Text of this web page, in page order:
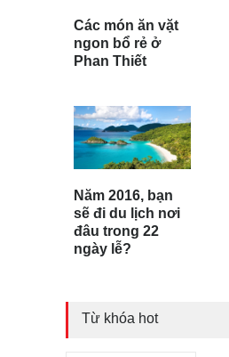
Các món ăn vặt
ngon bổ rẻ ở
Phan Thiết
Năm 2016, bạn
sẽ đi du lịch nơi
đâu trong 22
ngày lễ?
Từ khóa hot